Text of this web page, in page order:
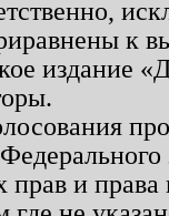
к
издание
прав и